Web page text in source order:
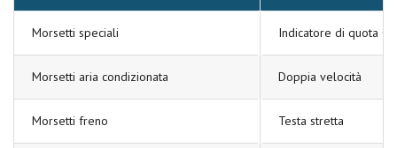
Morsetti speciali Indicatore di quota Ø
Morsetti aria condizionata Doppia velocità
Morsetti freno Testa stretta